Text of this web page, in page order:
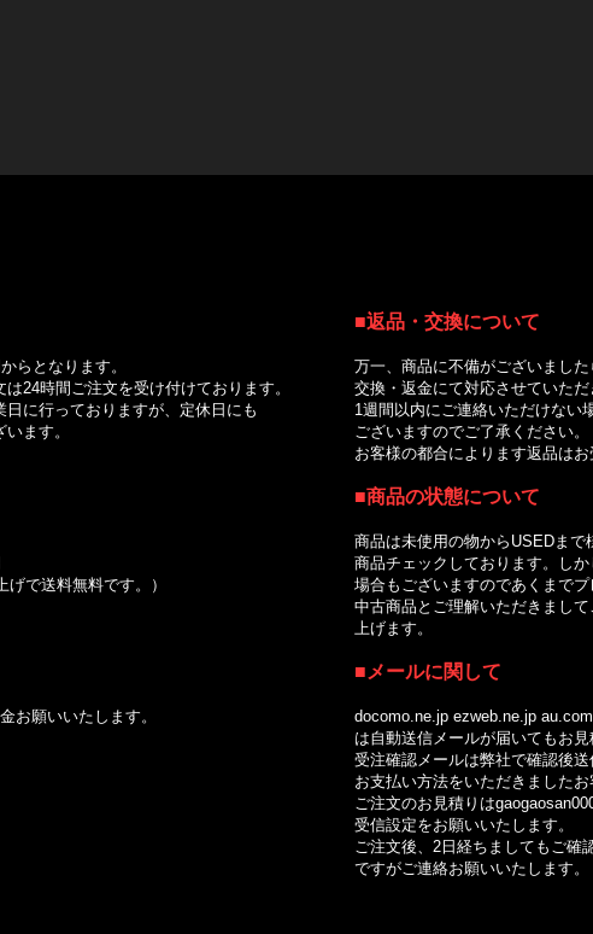
となります。
時間ご注文を受け付けております。
に行っておりますが、定休日にも
ます。
■返品・交換について
万一、商品に不備がございまし
交換・返金にて対応させていただ
1週間以内にご連絡いただけない
ございますのでご了承ください。
お客様の都合によります返品はお
げで送料無料です。）
願いいたします。
■商品の状態について
商品は未使用の物からUSEDまで
商品チェックしております。しか
場合もございますのであくまでプ
中古商品とご理解いただきまして
上げます。
■メールに関して
docomo.ne.jp ezweb.ne.jp au.com
は自動送信メールが届いてもお見
受注確認メールは弊社で確認後送
お支払い方法をいただきましたお
ご注文のお見積りは
受信設定をお願いいたします。
ご注文後、2日経ちましてもご確
ですがご連絡お願いいたします。